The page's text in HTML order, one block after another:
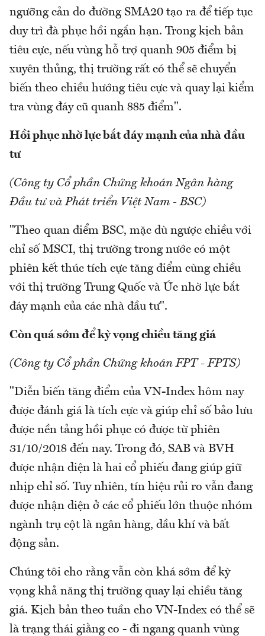
ngưỡng cản do đường SMA20 tạo ra để tiếp tục
duy trì đà phục hồi ngắn hạn. Trong kịch bản
tiêu cực, nếu vùng hỗ trợ quanh 905 điểm bị
xuyên thủng, thị trường rất có thể sẽ chuyển
biến theo chiều hướng tiêu cực và quay lại kiểm
tra vùng đáy cũ quanh 885 điểm".
Hồi phục nhờ lực bắt đáy mạnh của nhà đầu
tư
(Công ty Cổ phần Chứng khoán Ngân hàng
Đầu tư và Phát triển Việt Nam - BSC)
"Theo quan điểm BSC, mặc dù ngược chiều với
chỉ số MSCI, thị trường trong nước có một
phiên kết thúc tích cực tăng điểm cùng chiều
với thị trường Trung Quốc và Úc nhờ lực bắt
đáy mạnh của các nhà đầu tư".
Còn quá sớm để kỳ vọng chiều tăng giá
(Công ty Cổ phần Chứng khoán FPT - FPTS)
"Diễn biến tăng điểm của VN-Index hôm nay
được đánh giá là tích cực và giúp chỉ số bảo lưu
được nền tảng hồi phục có được từ phiên
31/10/2018 đến nay. Trong đó, SAB và BVH
được nhận diện là hai cổ phiếu đang giúp giữ
nhịp chỉ số. Tuy nhiên, tín hiệu rủi ro vẫn đang
được nhận diện ở các cổ phiếu lớn thuộc nhóm
ngành trụ cột là ngân hàng, dầu khí và bất
động sản.
Chúng tôi cho rằng vẫn còn khá sớm để kỳ
vọng khả năng thị trường quay lại chiều tăng
giá. Kịch bản theo tuần cho VN-Index có thể sẽ
là trạng thái giằng co - đi ngang quanh vùng